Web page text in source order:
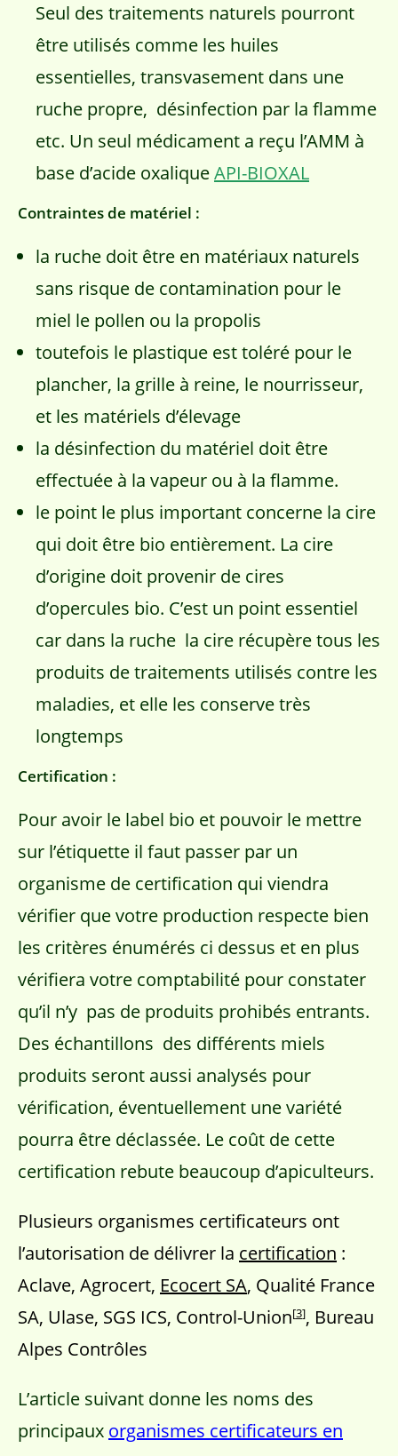
Seul des traitements naturels pourront
être utilisés comme les huiles
essentielles, transvasement dans une
ruche propre, désinfection par la flamme
etc. Un seul médicament a reçu l’AMM à
base d’acide oxaliqueAPI-BIOXAL
Contraintes de matériel :
la ruche doit être en matériaux naturels
sans risque de contamination pour le
miel le pollen ou la propolis
toutefois le plastique est toléré pour le
plancher, la grille à reine, le nourrisseur,
et les matériels d’élevage
la désinfection du matériel doit être
effectuée à la vapeur ou à la flamme.
le point le plus important concerne la cire
qui doit être bio entièrement. La cire
d’origine doit provenir de cires
d’opercules bio. C’est un point essentiel
car dans la ruche la cire récupère tous les
produits de traitements utilisés contre les
maladies, et elle les conserve très
longtemps
Certification :
Pour avoir le label bio et pouvoir le mettre
sur l’étiquette il faut passer par un
organisme de certification qui viendra
vérifier que votre production respecte bien
les critères énumérés ci dessus et en plus
vérifiera votre comptabilité pour constater
qu’il n’y pas de produits prohibés entrants.
Des échantillons des différents miels
produits seront aussi analysés pour
vérification, éventuellement une variété
pourra être déclassée. Le coût de cette
certification rebute beaucoup d’apiculteurs.
Plusieurs organismes certificateurs ont
l’autorisation de délivrer la certification :
Aclave, Agrocert, Ecocert SA, Qualité France
SA, Ulase, SGS ICS, Control-Union[3], Bureau
Alpes Contrôles
L’article suivant donne les noms des
principaux organismes certificateurs en